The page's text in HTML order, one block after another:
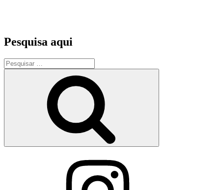
Pesquisa aqui
Pesquisar
por: